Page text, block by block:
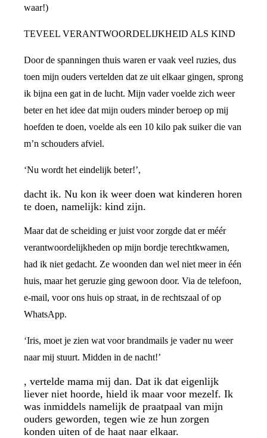
waar!)
TEVEEL VERANTWOORDELIJKHEID ALS KIND
Door de spanningen thuis waren er vaak veel ruzies, dus
toen mijn ouders vertelden dat ze uit elkaar gingen, sprong
ik bijna een gat in de lucht. Mijn vader voelde zich weer
beter en het idee dat mijn ouders minder beroep op mij
hoefden te doen, voelde als een 10 kilo pak suiker die van
m’n schouders afviel.
‘Nu wordt het eindelijk beter!’,
dacht ik. Nu kon ik weer doen wat kinderen horen
te doen, namelijk: kind zijn.
Maar dat de scheiding er juist voor zorgde dat er méér
verantwoordelijkheden op mijn bordje terechtkwamen,
had ik niet gedacht. Ze woonden dan wel niet meer in één
huis, maar het geruzie ging gewoon door. Via de telefoon,
e-mail, voor ons huis op straat, in de rechtszaal of op
WhatsApp.
‘Iris, moet je zien wat voor brandmails je vader nu weer
naar mij stuurt. Midden in de nacht!’
, vertelde mama mij dan. Dat ik dat eigenlijk
liever niet hoorde, hield ik maar voor mezelf. Ik
was inmiddels namelijk de praatpaal van mijn
ouders geworden, tegen wie ze hun zorgen
konden uiten of de haat naar elkaar.